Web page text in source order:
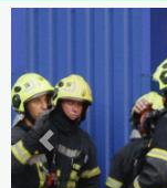
nemici'
nemici'
Brasile, la
Brasile, la
De la Espriella
Precedente